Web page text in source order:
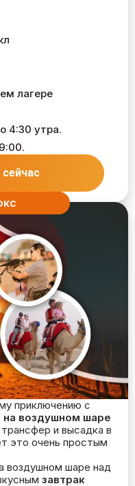
лагере
4:30 утра.
приключению с
воздушном шаре
и высадка в
это очень простым
воздушном шаре над
завтрак